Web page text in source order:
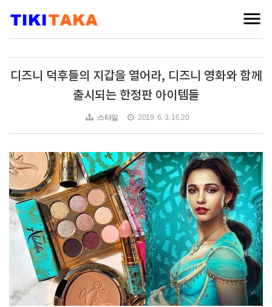
디즈니 덕후들의 지갑을 열어라, 디즈니 영화와 함께
출시되는 한정판 아이템들
스타일 2019. 6. 3. 16:20